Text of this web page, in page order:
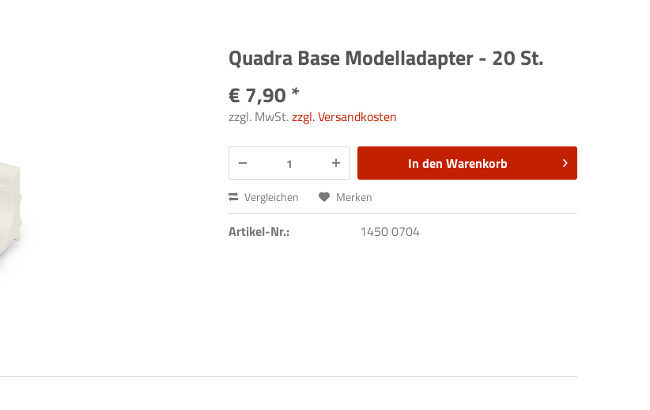
Quadra Base Modelladapter - 20 St.
€ 7,90 *
zzgl. MwSt.zzgl. Versandkosten
In den Warenkorb
Vergleichen Merken
Artikel-Nr.: 1450 0704